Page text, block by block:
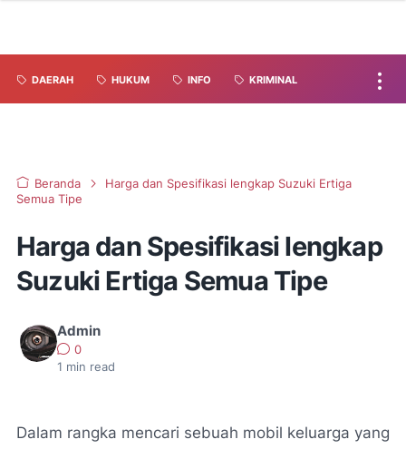
DAERAH HUKUM INFO KRIMINAL
Beranda
Harga dan Spesifikasi lengkap Suzuki Ertiga
Semua Tipe
Harga dan Spesifikasi lengkap
Suzuki Ertiga Semua Tipe
Admin
0
1 min read
Dalam rangka mencari sebuah mobil keluarga yang